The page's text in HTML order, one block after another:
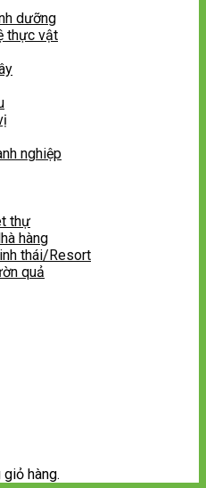
dưỡng
thực vật
nghiệp
thự
hàng
thái/Resort
quả
hàng.